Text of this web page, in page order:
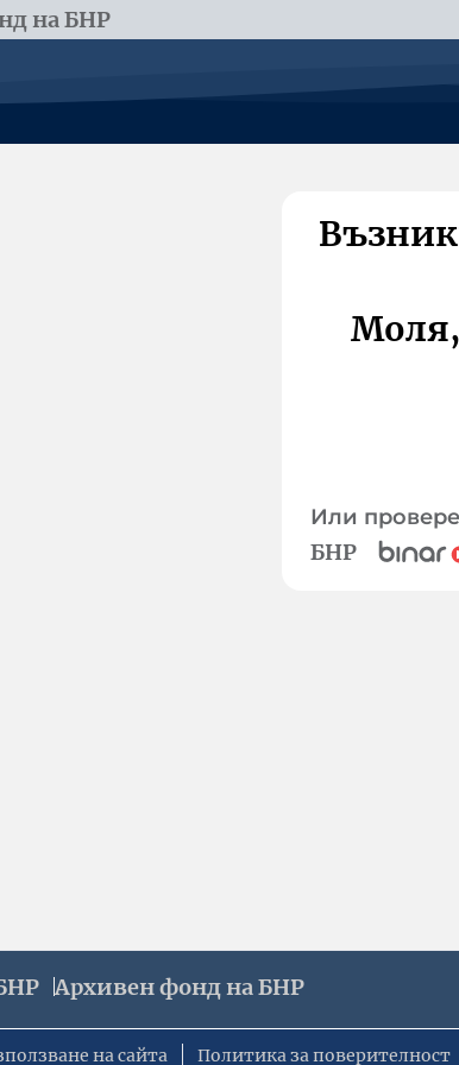
на БНР
Или
БНР
Архивен фонд на БНР
на сайта Политика за поверителност